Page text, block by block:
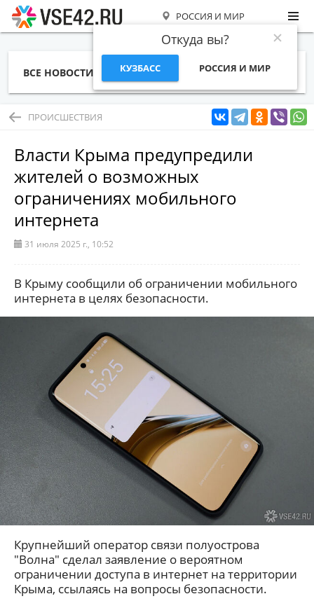
РОССИЯ И МИР
Откуда вы?
КУЗБАСС РОССИЯ И МИР
ВСЕ НОВОСТИ СТАТЬИ ТЕМЫ ФОТО
ПРОИСШЕСТВИЯ
Власти Крыма предупредили
жителей о возможных
ограничениях мобильного
интернета
31 июля 2025 г., 10:52
В Крыму сообщили об ограничении мобильного
интернета в целях безопасности.
Крупнейший оператор связи полуострова
"Волна" сделал заявление о вероятном
ограничении доступа в интернет на территории
Крыма, ссылаясь на вопросы безопасности.